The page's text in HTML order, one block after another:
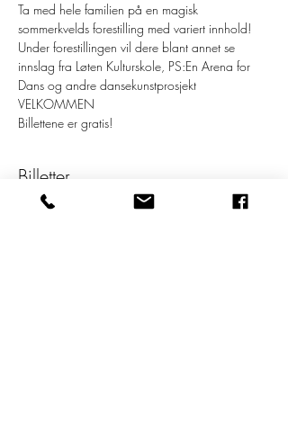
Ta med hele familien på en magisk
sommerkvelds forestilling med variert innhold!
Under forestillingen vil dere blant annet se
innslag fra Løten Kulturskole, PS:En Arena for
Dans og andre dansekunstprosjekt
VELKOMMEN
Billettene er gratis!
Billetter